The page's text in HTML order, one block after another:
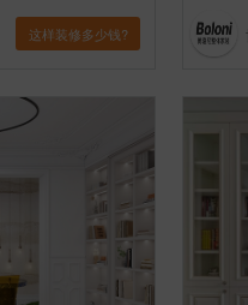
这样装修多少钱?